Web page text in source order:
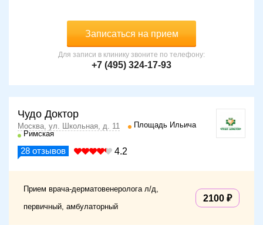
Записаться на прием
Для записи в клинику звоните по телефону:
+7 (495) 324-17-93
Чудо Доктор
Москва, ул. Школьная, д. 11
Площадь Ильича
Римская
28 отзывов 4.2
Прием врача-дерматовенеролога л/д,
первичный, амбулаторный
2100